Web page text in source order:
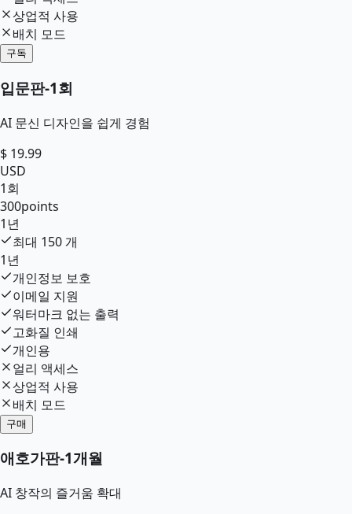
상업적 사용
배치 모드
구독
입문판-1회
AI 문신 디자인을 쉽게 경험
$ 19.99
USD
1회
300points
1년
최대 150 개
1년
개인정보 보호
이메일 지원
워터마크 없는 출력
고화질 인쇄
개인용
얼리 액세스
상업적 사용
배치 모드
구매
애호가판-1개월
AI 창작의 즐거움 확대